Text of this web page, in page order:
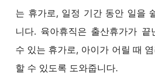
는 휴가로, 일정 기간 동안 일을
니다. 육아휴직은 출산휴가가 끝
수 있는 휴가로, 아이가 어릴 때
할 수 있도록 도와줍니다.